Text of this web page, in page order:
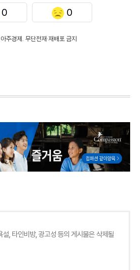
0 0
경제. 무단전재·재배포 금지